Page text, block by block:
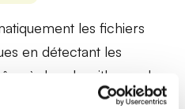
les fichiers
en détectant les
à des algorithmes de
, simplifiant ainsi la